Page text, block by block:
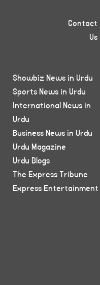
Contact
Us
Showbiz News in Urdu
Sports News in Urdu
International News in
Urdu
Business News in Urdu
Urdu Magazine
Urdu Blogs
The Express Tribune
Express Entertainment